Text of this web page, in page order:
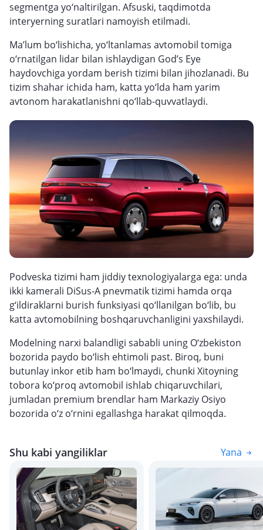
segmentga yo‘naltirilgan. Afsuski, taqdimotda
interyerning suratlari namoyish etilmadi.
Ma’lum bo‘lishicha, yo‘ltanlamas avtomobil tomiga
o‘rnatilgan lidar bilan ishlaydigan God’s Eye
haydovchiga yordam berish tizimi bilan jihozlanadi. Bu
tizim shahar ichida ham, katta yo‘lda ham yarim
avtonom harakatlanishni qo‘llab-quvvatlaydi.
Podveska tizimi ham jiddiy texnologiyalarga ega: unda
ikki kamerali DiSus-A pnevmatik tizimi hamda orqa
g‘ildiraklarni burish funksiyasi qo‘llanilgan bo‘lib, bu
katta avtomobilning boshqaruvchanligini yaxshilaydi.
Modelning narxi balandligi sababli uning O‘zbekiston
bozorida paydo bo‘lish ehtimoli past. Biroq, buni
butunlay inkor etib ham bo‘lmaydi, chunki Xitoyning
tobora ko‘proq avtomobil ishlab chiqaruvchilari,
jumladan premium brendlar ham Markaziy Osiyo
bozorida o‘z o‘rnini egallashga harakat qilmoqda.
Shu kabi yangiliklar Yana